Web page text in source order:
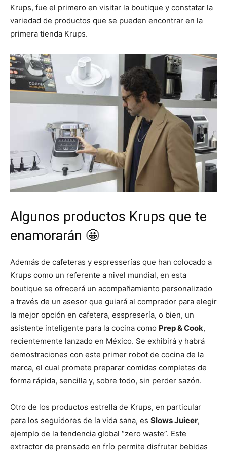
Krups, fue el primero en visitar la boutique y constatar la
variedad de productos que se pueden encontrar en la
primera tienda Krups.
Algunos productos Krups que te
enamorarán 🤩
Además de cafeteras y espresserías que han colocado a
Krups como un referente a nivel mundial, en esta
boutique se ofrecerá un acompañamiento personalizado
a través de un asesor que guiará al comprador para elegir
la mejor opción en cafetera, esspresería, o bien, un
asistente inteligente para la cocina como Prep & Cook,
recientemente lanzado en México. Se exhibirá y habrá
demostraciones con este primer robot de cocina de la
marca, el cual promete preparar comidas completas de
forma rápida, sencilla y, sobre todo, sin perder sazón.
Otro de los productos estrella de Krups, en particular
para los seguidores de la vida sana, es Slows Juicer,
ejemplo de la tendencia global “zero waste”. Este
extractor de prensado en frío permite disfrutar bebidas